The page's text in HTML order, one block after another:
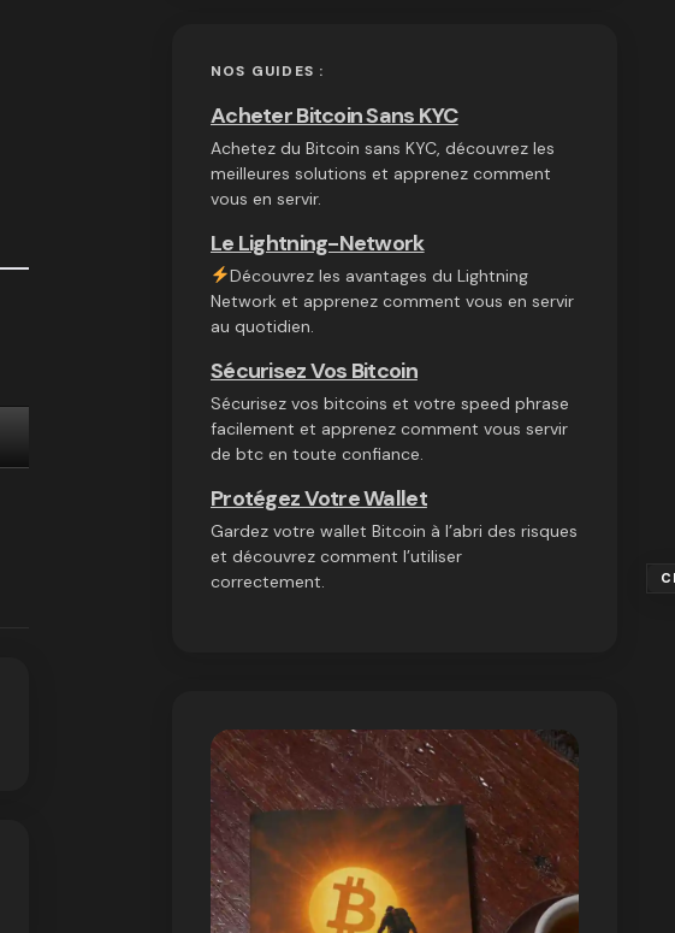
NOS GUIDES :
Acheter Bitcoin Sans KYC
Achetez du Bitcoin sans KYC, découvrez les
meilleures solutions et apprenez comment
vous en servir.
Le Lightning-Network
Découvrez les avantages du Lightning
Network et apprenez comment vous en servir
au quotidien.
Sécurisez Vos Bitcoin
Sécurisez vos bitcoins et votre speed phrase
facilement et apprenez comment vous servir
de btc en toute confiance.
Protégez Votre Wallet
Gardez votre wallet Bitcoin à l’abri des risques
et découvrez comment l’utiliser
correctement.